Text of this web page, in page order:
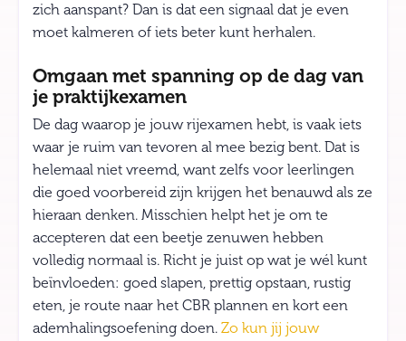
zich aanspant? Dan is dat een signaal dat je even
moet kalmeren of iets beter kunt herhalen.
Omgaan met spanning op de dag van
je praktijkexamen
De dag waarop je jouw rijexamen hebt, is vaak iets
waar je ruim van tevoren al mee bezig bent. Dat is
helemaal niet vreemd, want zelfs voor leerlingen
die goed voorbereid zijn krijgen het benauwd als ze
hieraan denken. Misschien helpt het je om te
accepteren dat een beetje zenuwen hebben
volledig normaal is. Richt je juist op wat je wél kunt
beïnvloeden: goed slapen, prettig opstaan, rustig
eten, je route naar het CBR plannen en kort een
ademhalingsoefening doen. Zo kun jij jouw